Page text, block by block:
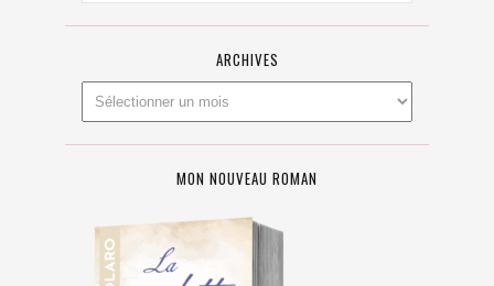
ARCHIVES
MON NOUVEAU ROMAN